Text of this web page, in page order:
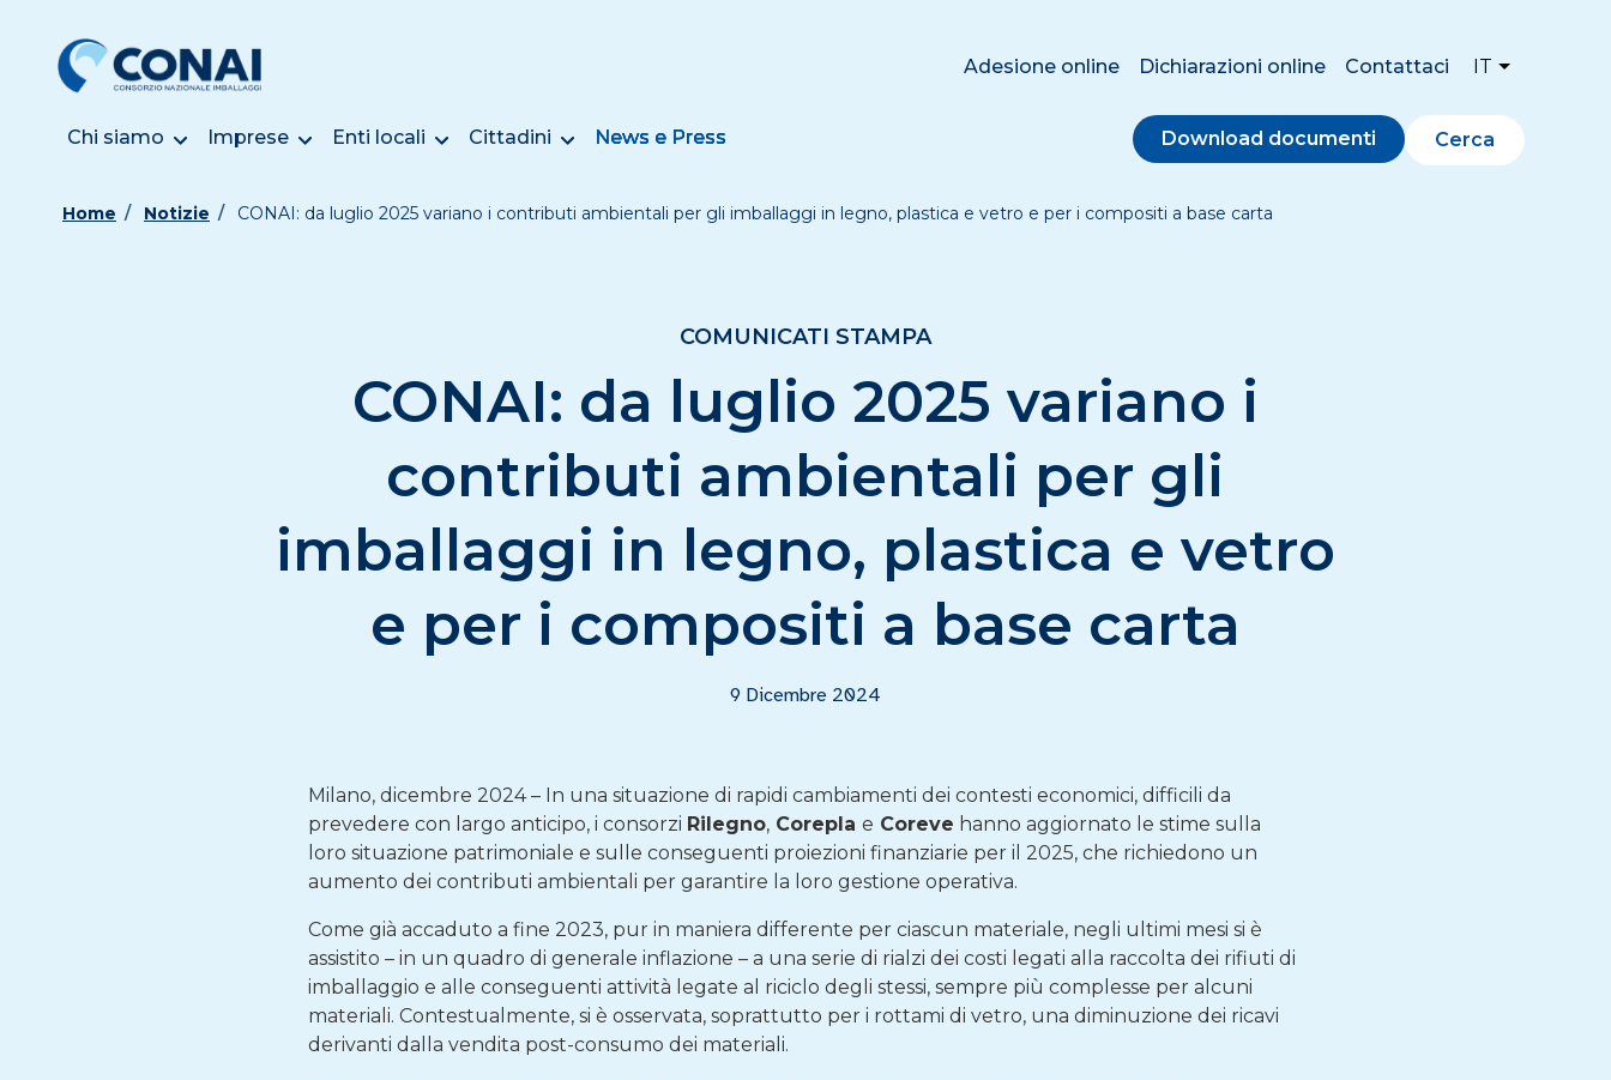
Adesione online Dichiarazioni online Contattaci IT
Chi siamo Imprese Enti locali Cittadini News e Press Download documenti Cerca
Home Notizie CONAI: da luglio 2025 variano i contributi ambientali per gli imballaggi in legno, plastica e vetro e per i compositi a base carta
COMUNICATI STAMPA
CONAI: da luglio 2025 variano i
contributi ambientali per gli
imballaggi in legno, plastica e vetro
e per i compositi a base carta
9 Dicembre 2024
Milano, dicembre 2024 – In una situazione di rapidi cambiamenti dei contesti economici, difficili da
prevedere con largo anticipo, i consorzi Rilegno, Coreplae Coreve hanno aggiornato le stime sulla
loro situazione patrimoniale e sulle conseguenti proiezioni finanziarie per il 2025, che richiedono un
aumento dei contributi ambientali per garantire la loro gestione operativa.
Come già accaduto a fine 2023, pur in maniera differente per ciascun materiale, negli ultimi mesi si è
assistito – in un quadro di generale inflazione – a una serie di rialzi dei costi legati alla raccolta dei rifiuti di
imballaggio e alle conseguenti attività legate al riciclo degli stessi, sempre più complesse per alcuni
materiali. Contestualmente, si è osservata, soprattutto per i rottami di vetro, una diminuzione dei ricavi
derivanti dalla vendita post-consumo dei materiali.